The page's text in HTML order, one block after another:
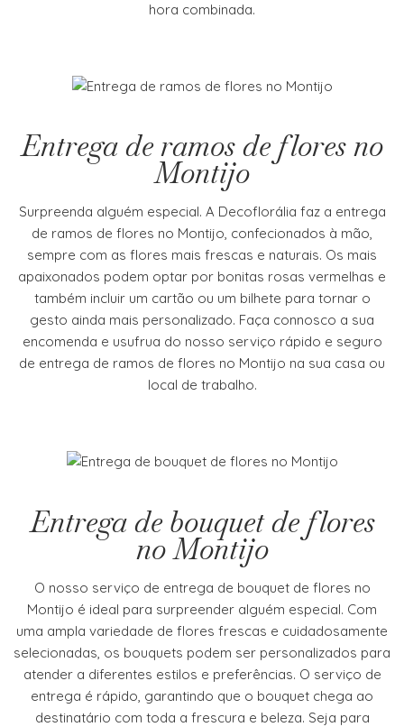
hora combinada.
Entrega de ramos de flores no
Montijo
Surpreenda alguém especial. A Decoflorália faz a entrega
de ramos de flores no Montijo, confecionados à mão,
sempre com as flores mais frescas e naturais. Os mais
apaixonados podem optar por bonitas rosas vermelhas e
também incluir um cartão ou um bilhete para tornar o
gesto ainda mais personalizado. Faça connosco a sua
encomenda e usufrua do nosso serviço rápido e seguro
de entrega de ramos de flores no Montijo na sua casa ou
local de trabalho.
Entrega de bouquet de flores
no Montijo
O nosso serviço de entrega de bouquet de flores no
Montijo é ideal para surpreender alguém especial. Com
uma ampla variedade de flores frescas e cuidadosamente
selecionadas, os bouquets podem ser personalizados para
atender a diferentes estilos e preferências. O serviço de
entrega é rápido, garantindo que o bouquet chega ao
destinatário com toda a frescura e beleza. Seja para